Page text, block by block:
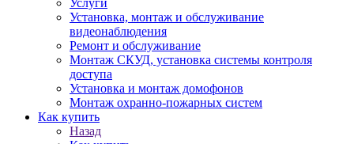
Услуги
Установка, монтаж и обслуживание
видеонаблюдения
Ремонт и обслуживание
Монтаж СКУД, установка системы контроля
доступа
Установка и монтаж домофонов
Монтаж охранно-пожарных систем
Как купить
Назад